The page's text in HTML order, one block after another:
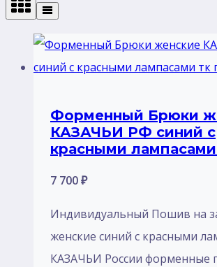
Форменный Брюки
КАЗАЧЬИ РФ синий с
красными
7 700₽
Индивидуальный Пошив на
женские синий с красными
КАЗАЧЬИ России форменные